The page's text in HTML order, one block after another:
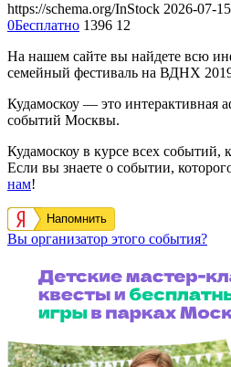
https://schema.org/InStock 2026-07-
0Бесплатно 1396 12
На нашем сайте вы найдете всю
семейный фестиваль на ВДНХ
Кудамоскоу — это интерактивная
событий Москвы.
Кудамоскоу в курсе всех событий,
Если вы знаете о событии,
нам!
Напомнить
Вы организатор этого события?